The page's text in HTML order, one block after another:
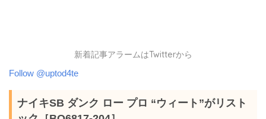
新着記事アラームはTwitterから
Follow @uptod4te
ナイキSB ダンク ロー プロ “ウィート”がリスト